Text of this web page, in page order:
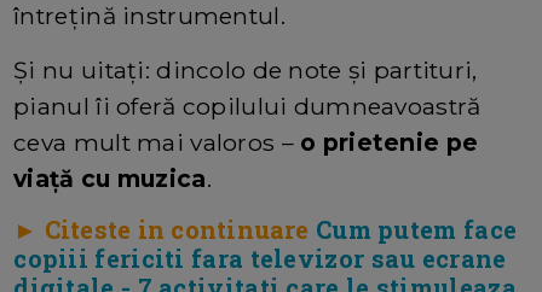
întrețină instrumentul.
Și nu uitați: dincolo de note și partituri,
pianul îi oferă copilului dumneavoastră
ceva mult mai valoros – o prietenie pe
viață cu muzica.
► Citeste in continuare Cum putem face
copiii fericiti fara televizor sau ecrane